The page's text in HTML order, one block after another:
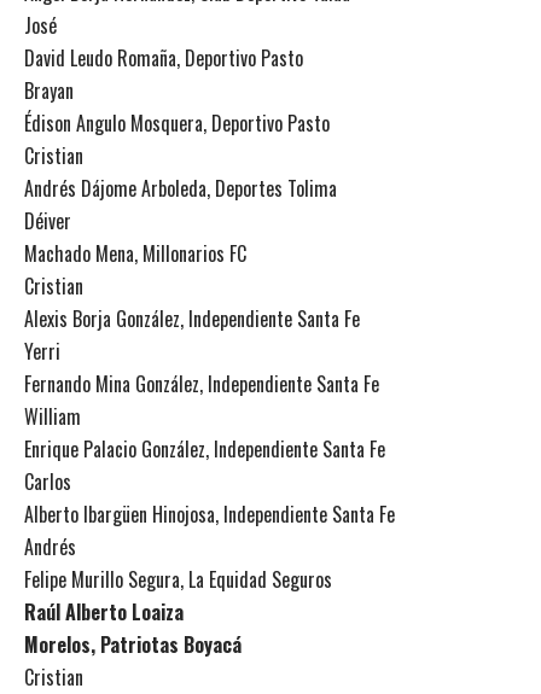
José
David Leudo Romaña, Deportivo Pasto
Brayan
Édison Angulo Mosquera, Deportivo Pasto
Cristian
Andrés Dájome Arboleda, Deportes Tolima
Déiver
Machado Mena, Millonarios FC
Cristian
Alexis Borja González, Independiente Santa Fe
Yerri
Fernando Mina González, Independiente Santa Fe
William
Enrique Palacio González, Independiente Santa Fe
Carlos
Alberto Ibargüen Hinojosa, Independiente Santa Fe
Andrés
Felipe Murillo Segura, La Equidad Seguros
Raúl Alberto Loaiza
Morelos, Patriotas Boyacá
Cristian